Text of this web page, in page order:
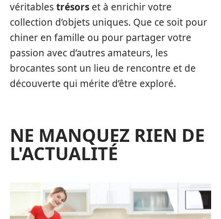
véritablestrésors et à enrichir votre
collection d’objets uniques. Que ce soit pour
chiner en famille ou pour partager votre
passion avec d’autres amateurs, les
brocantes sont un lieu de rencontre et de
découverte qui mérite d’être exploré.
NE MANQUEZ RIEN DE
L'ACTUALITÉ